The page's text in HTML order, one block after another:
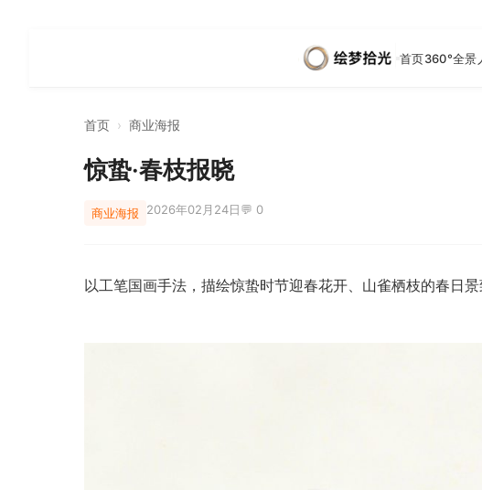
首页360°全景
首页 › 商业海报
惊蛰·春枝报晓
商业海报 2026年02月24日💬 0
以工笔国画手法，描绘惊蛰时节迎春花开、山雀栖枝的春日